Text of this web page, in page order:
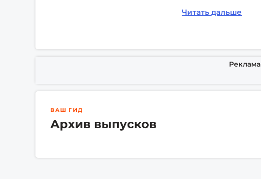
Читать дальше
Реклама
ВАШ ГИД
Архив выпусков